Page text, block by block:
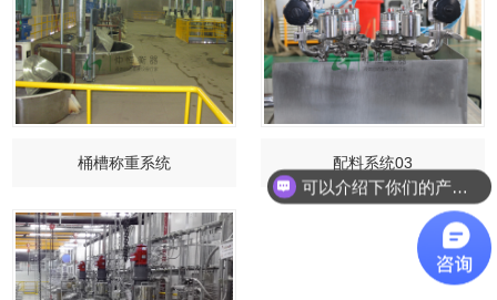
桶槽称重系统 配料系统03
可以介绍下你们的产品么？